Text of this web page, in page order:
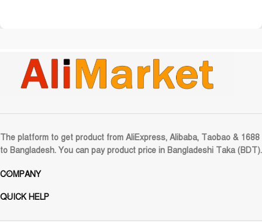
The platform to get product from AliExpress, Alibaba, Taobao & 1688
to Bangladesh. You can pay product price in Bangladeshi Taka (BDT).
COMPANY
QUICK HELP